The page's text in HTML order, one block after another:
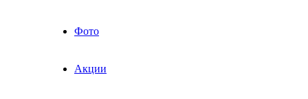
Фото
Акции